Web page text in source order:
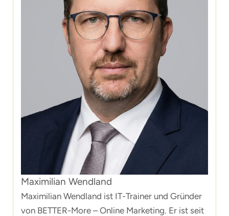
Maximilian Wendland
Maximilian Wendland ist IT-Trainer und Gründer
von BETTER-More – Online Marketing. Er ist seit